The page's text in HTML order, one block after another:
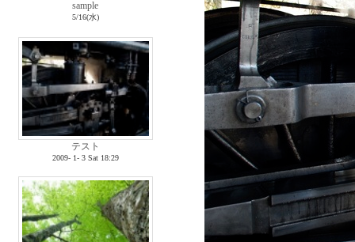
sample
5/16(水)
テスト
2009- 1- 3 Sat 18:29